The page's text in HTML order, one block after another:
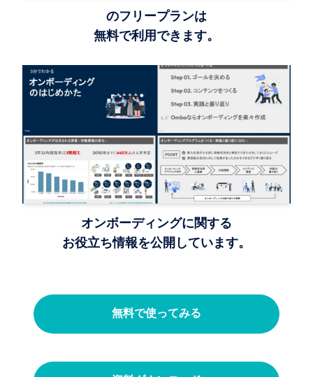
Ombo のフリープランは
無料で利用できます。
オンボーディングに関する
お役立ち情報を公開しています。
無料で使ってみる